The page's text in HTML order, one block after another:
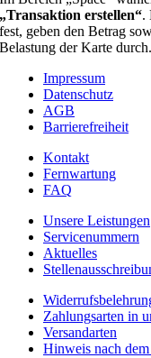
„Transaktion erstellen“.
fest, geben den Betrag
Belastung der Karte durch.
Impressum
Datenschutz
AGB
Barrierefreiheit
Kontakt
Fernwartung
FAQ
Unsere Leistungen
Servicenummern
Aktuelles
Zahlungsarten in
Versandarten
Hinweis nach